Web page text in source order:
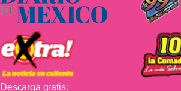
Descarga gratis: